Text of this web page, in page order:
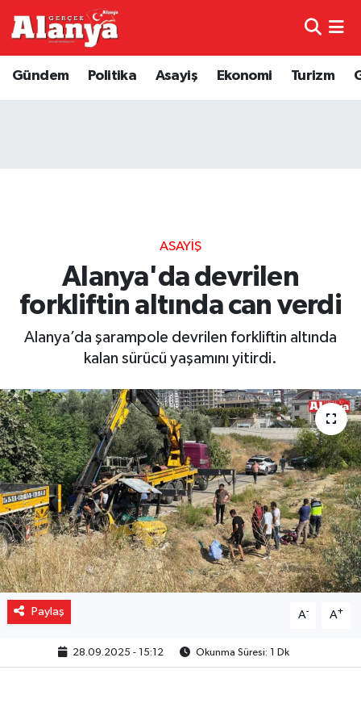
Gündem Politika Asayiş Ekonomi Turizm
ASAYIŞ
Alanya'da devrilen
forkliftin altında can verdi
Alanya’da şarampole devrilen forkliftin altında
kalan sürücü yaşamını yitirdi.
Paylaş A- A+
28.09.2025 - 15:12 Okunma Süresi: 1 Dk
Genel
Diğer
Dünya
Ekonomi
Gizlilik İlkeleri - Privacy Policy
Güncel
Gündem
Politika
Spor
Turizm
Trafik Durumu
Haber Arşivi